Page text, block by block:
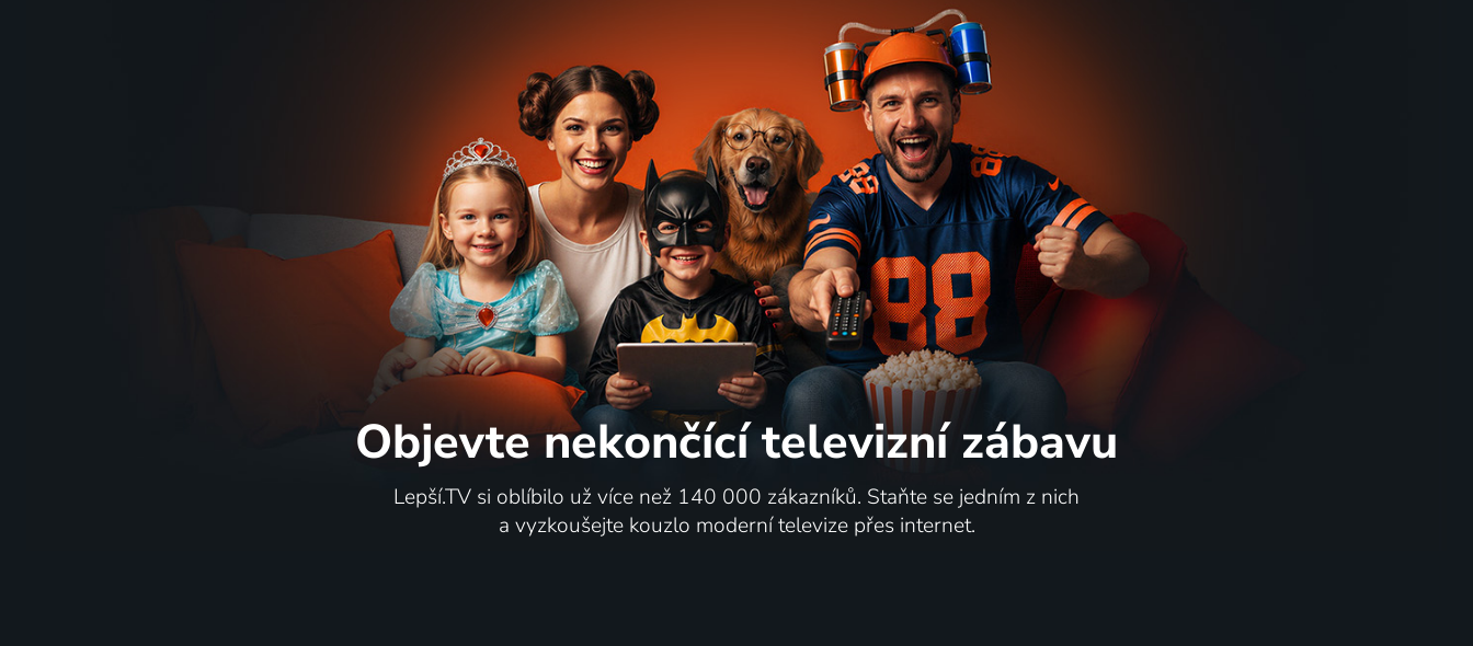
Objevte nekončící televizní zábavu
Lepší.TV si oblíbilo už více než 140 000 zákazníků. Staňte se jedním z nich
a vyzkoušejte kouzlo moderní televize přes internet.